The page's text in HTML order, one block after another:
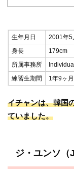
生年月日
2001年5
身長
179cm
所属事務所
練習生期間
1年9ヶ月
イチャンは、韓国
ていました。
ジ・ユンソ（